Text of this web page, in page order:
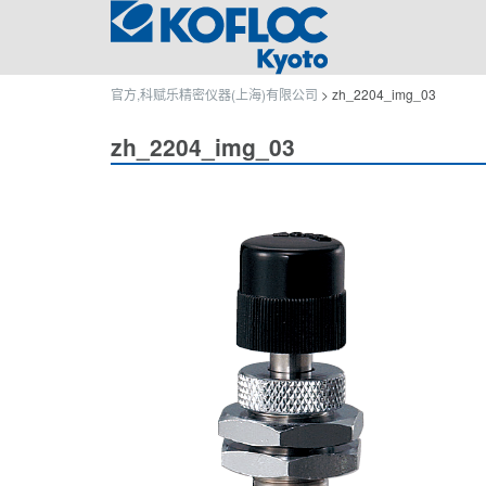
官方,科赋乐精密仪器(上海)有限公司 > zh_2204_img_03
zh_2204_img_03